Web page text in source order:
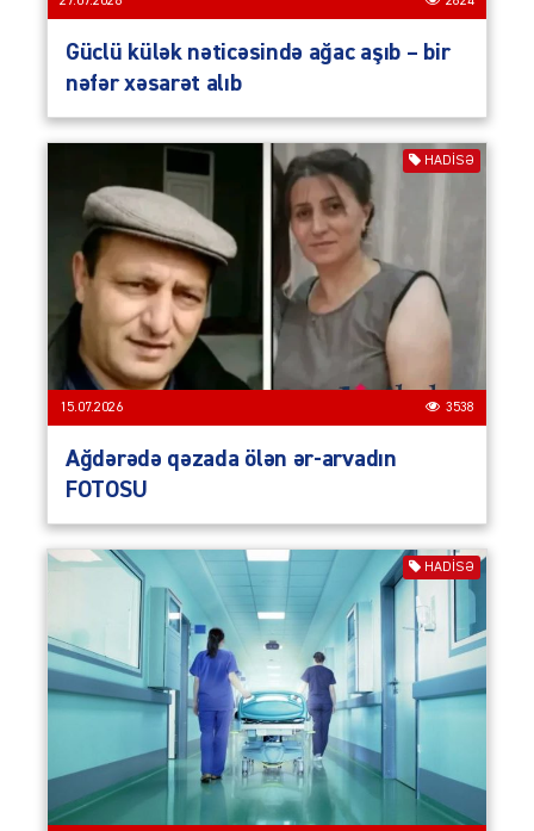
Güclü külək nəticəsində ağac aşıb – bir
nəfər xəsarət alıb
HADISƏ
15.07.2026 3538
Ağdərədə qəzada ölən ər-arvadın
FOTOSU
HADISƏ